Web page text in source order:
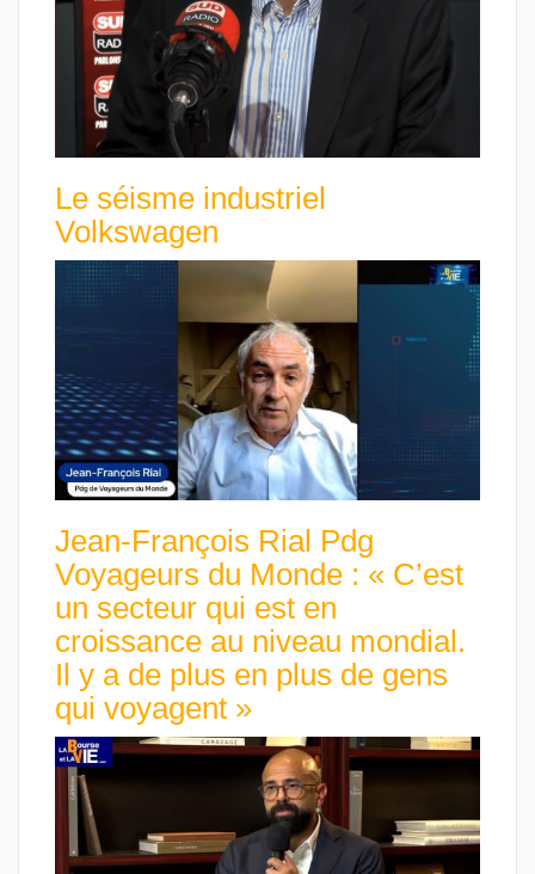
Le séisme industriel
Volkswagen
Jean-François Rial Pdg
Voyageurs du Monde : « C’est
un secteur qui est en
croissance au niveau mondial.
Il y a de plus en plus de gens
qui voyagent »